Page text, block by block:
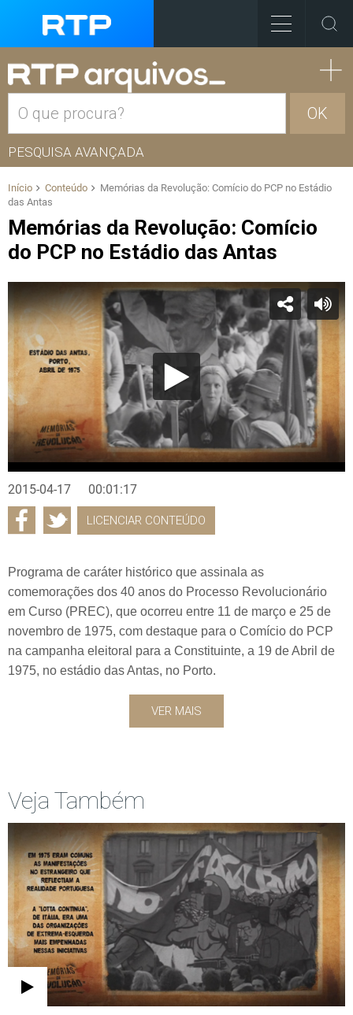
OK
PESQUISA AVANÇADA
Início Conteúdo
Memórias da Revolução: Comício do PCP no Estádio
das Antas
Memórias da Revolução: Comício
do PCP no Estádio das Antas
2015-04-17 00:01:17
LICENCIAR CONTEÚDO
Programa de caráter histórico que assinala as
comemorações dos 40 anos do Processo Revolucionário
em Curso (PREC), que ocorreu entre 11 de março e 25 de
novembro de 1975, com destaque para o Comício do PCP
na campanha eleitoral para a Constituinte, a 19 de Abril de
1975, no estádio das Antas, no Porto.
VER MAIS
Veja Também